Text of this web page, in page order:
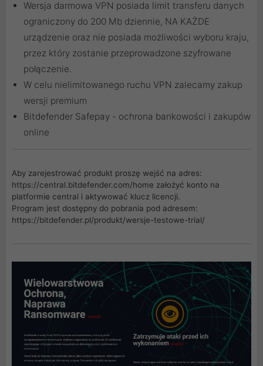
Wersja darmowa VPN posiada limit transferu danych
ograniczony do 200 Mb dziennie, NA KAŻDE
urządzenie oraz nie posiada możliwości wyboru kraju,
przez który zostanie przeprowadzone szyfrowane
połączenie.
W celu nielimitowanego ruchu VPN zalecamy zakup
wersji premium
Bitdefender Safepay - ochrona bankowości i zakupów
online
Aby zarejestrować produkt proszę wejść na adres:
https://central.bitdefender.com/home założyć konto na
platformie central i aktywować klucz licencji.
Program jest dostępny do pobrania pod adresem:
https://bitdefender.pl/produkt/wersje-testowe-trial/